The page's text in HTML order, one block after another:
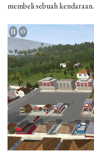
membeli sebuah kendaraan.